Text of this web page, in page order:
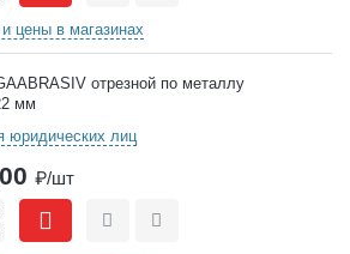
цены в магазинах
отрезной по металлу
мм
юридических лиц
₽/шт
СравнитьОтложить